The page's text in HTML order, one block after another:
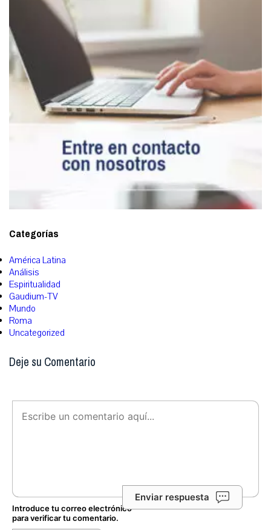
Categorías
América Latina
Análisis
Espiritualidad
Gaudium-TV
Mundo
Roma
Uncategorized
Deje su Comentario
Enviar respuesta
Introduce tu correo electrónico
para verificar tu comentario.